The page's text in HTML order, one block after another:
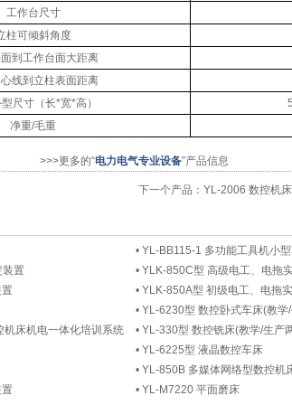
工作台尺寸
柱可倾斜角度
到工作台面大距离
线到立柱表面距离
尺寸（长*宽*高）
净重/毛重
>>>更多的“电力电气专业设备”产品信息
下一个产品： YL-2006 数控机
• YL-BB115-1 多功能工具机小
装置 • YLK-850C型 高级电工、电拖
• YLK-850A型 初级电工、电拖
• YL-6230型 数控卧式车床(教学
床机电一体化培训系统 • YL-330型 数控铣床(教学/生产
• YL-6225型 液晶数控车床
• YL-850B 多媒体网络型数控机
• YL-M7220 平面磨床